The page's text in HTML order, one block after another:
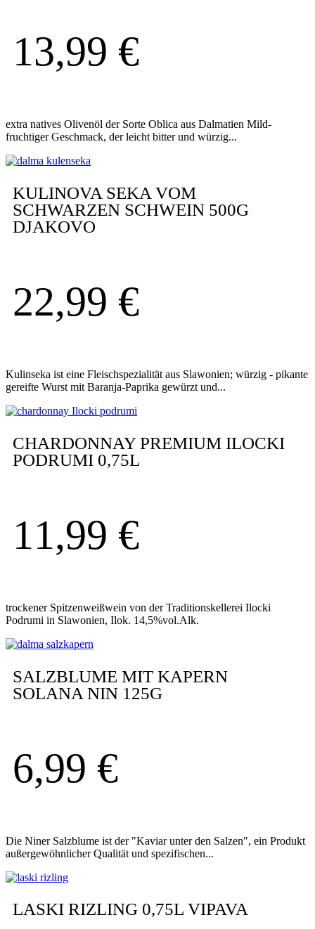
13,99 €
extra natives Olivenöl der Sorte Oblica aus Dalmatien Mild-
fruchtiger Geschmack, der leicht bitter und würzig...
KULINOVA SEKA VOM
SCHWARZEN SCHWEIN 500G
DJAKOVO
22,99 €
Kulinseka ist eine Fleischspezialität aus Slawonien; würzig - pikante
gereifte Wurst mit Baranja-Paprika gewürzt und...
CHARDONNAY PREMIUM ILOCKI
PODRUMI 0,75L
11,99 €
trockener Spitzenweißwein von der Traditionskellerei Ilocki
Podrumi in Slawonien, Ilok. 14,5%vol.Alk.
SALZBLUME MIT KAPERN
SOLANA NIN 125G
6,99 €
Die Niner Salzblume ist der "Kaviar unter den Salzen", ein Produkt
außergewöhnlicher Qualität und spezifischen...
LASKI RIZLING 0,75L VIPAVA